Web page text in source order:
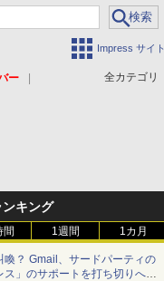
Impress サイト
全カテゴリ
ー
キング
間 1週間 1カ月
喚？ Gmail、サードパーティの
ス」のサポートを打ち切りへ